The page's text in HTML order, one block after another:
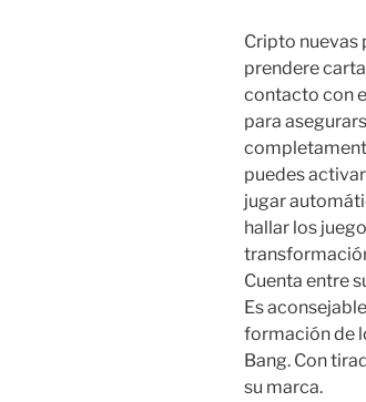
Cripto nuevas
prendere
contacto con
para
puedes
jugar
hallar los
Cuenta entre
Es
formación de
Bang. Con
su marca.